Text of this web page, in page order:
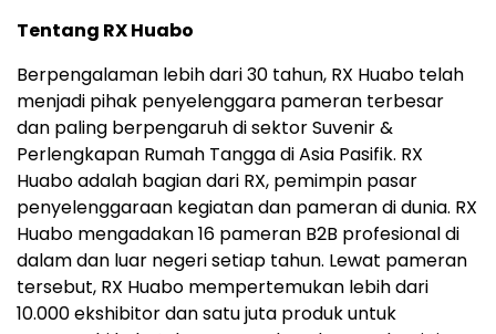
Tentang RX Huabo
Berpengalaman lebih dari 30 tahun, RX Huabo telah
menjadi pihak penyelenggara pameran terbesar
dan paling berpengaruh di sektor Suvenir &
Perlengkapan Rumah Tangga di Asia Pasifik. RX
Huabo adalah bagian dari RX, pemimpin pasar
penyelenggaraan kegiatan dan pameran di dunia. RX
Huabo mengadakan 16 pameran B2B profesional di
dalam dan luar negeri setiap tahun. Lewat pameran
tersebut, RX Huabo mempertemukan lebih dari
10.000 ekshibitor dan satu juta produk untuk